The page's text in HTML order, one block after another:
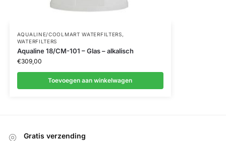
AQUALINE/COOLMART WATERFILTERS,
WATERFILTERS
Aqualine 18/CM-101 – Glas – alkalisch
€309,00
Toevoegen aan winkelwagen
Gratis verzending